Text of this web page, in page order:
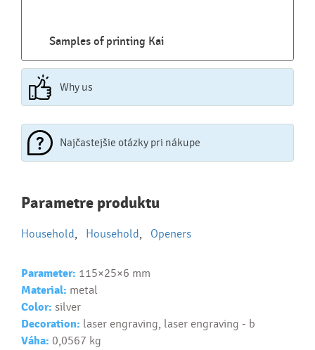
Samples of printing Kai
Why us
Najčastejšie otázky pri nákupe
Najčastejšie otázky pri nákupe
reklamných predmetov
Ako realizujete potlač na reklamné premedy?
Ako si vybrať správny predmet?
Text...
Parametre produktu
Household, Household, Openers
Parameter: 115×25×6 mm
Material: metal
Color: silver
Decoration: laser engraving, laser engraving - b
Váha: 0,0567 kg